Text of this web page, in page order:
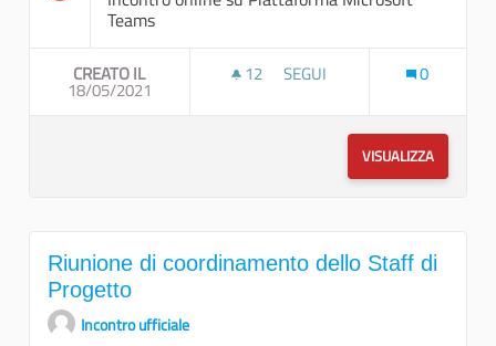
Teams
CREATO IL
18/05/2021
12 12 SOSTENITORI
SEGUI 0
VISUALIZZA
Riunione di coordinamento dello Staff di
Progetto
Incontro ufficiale